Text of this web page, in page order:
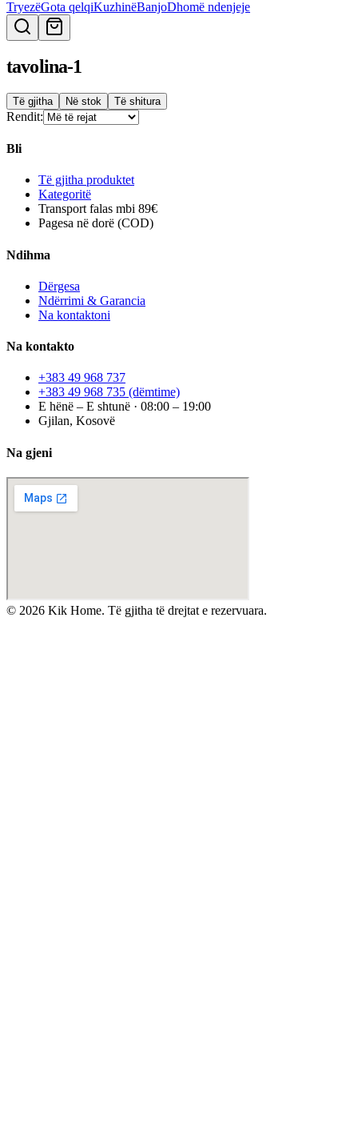
TryezëGota qelqiKuzhinëBanjoDhomë ndenjeje
tavolina-1
Të gjitha Në stok Të shitura
Rendit:
Bli
Të gjitha produktet
Kategoritë
Transport falas mbi 89€
Pagesa në dorë (COD)
Ndihma
Dërgesa
Ndërrimi & Garancia
Na kontaktoni
Na kontakto
+383 49 968 737
+383 49 968 735 (dëmtime)
E hënë – E shtunë · 08:00 – 19:00
Gjilan, Kosovë
Na gjeni
© 2026 Kik Home. Të gjitha të drejtat e rezervuara.